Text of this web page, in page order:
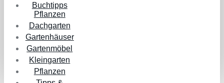
Buchtipps
Pflanzen
Dachgarten
Gartenhäuser
Gartenmöbel
Kleingarten
Pflanzen